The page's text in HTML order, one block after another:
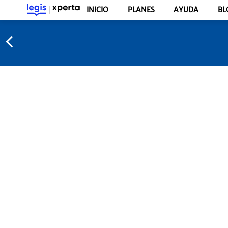
INICIO PLANES AYUDA